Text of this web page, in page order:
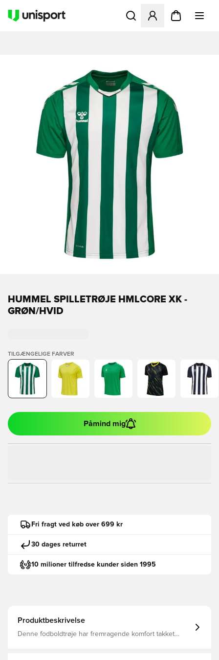
Åbner en Modal til at
HUMMEL SPILLETRØJE HMLCORE XK -
GRØN/HVID
TILGÆNGELIGE FARVER
Påmind mig
Fri fragt ved køb over 699 kr
30 dages returret
10 milioner tilfredse kunder siden 1995
Produktbeskrivelse
Denne fodboldtrøje har fremragende komfort takket